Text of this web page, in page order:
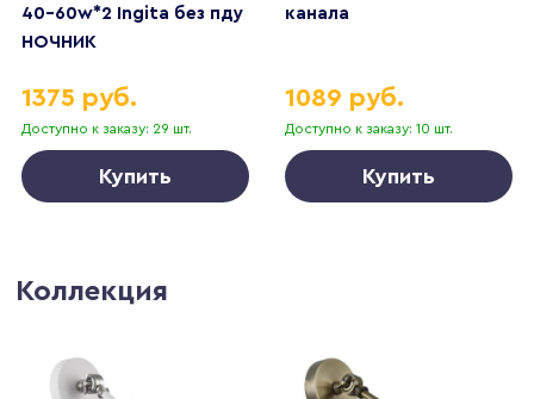
40-60w*2 Ingita без пду
НОЧНИК
Доступно к заказу: 29 шт.
1375 руб.
Купить
канала
Доступно к заказу: 10 шт.
1089 руб.
Купить
Коллекция